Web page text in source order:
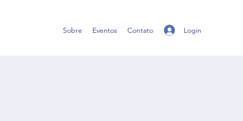
Sobre Eventos Contato Login